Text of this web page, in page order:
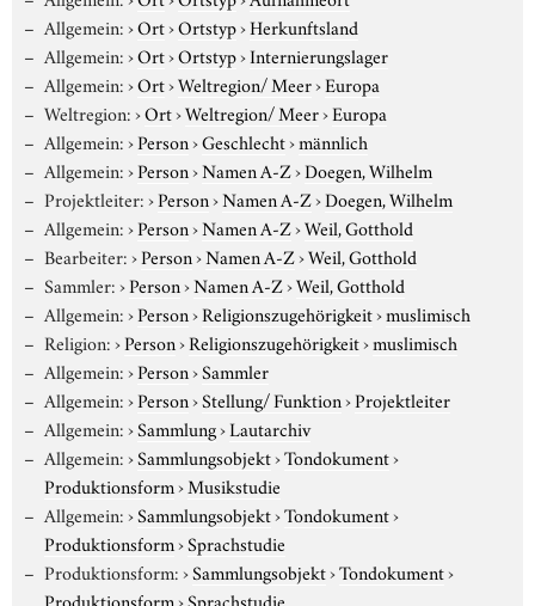
Allgemein:›Ort›Ortstyp›Herkunftsland
Allgemein:›Ort›Ortstyp›Internierungslager
Allgemein:›Ort›Weltregion/ Meer›Europa
Weltregion:›Ort›Weltregion/ Meer›Europa
Allgemein:›Person›Geschlecht›männlich
Allgemein:›Person›Namen A-Z›Doegen, Wilhelm
Projektleiter:›Person›Namen A-Z›Doegen, Wilhelm
Allgemein:›Person›Namen A-Z›Weil, Gotthold
Bearbeiter:›Person›Namen A-Z›Weil, Gotthold
Sammler:›Person›Namen A-Z›Weil, Gotthold
Allgemein:›Person›Religionszugehörigkeit›muslimisch
Religion:›Person›Religionszugehörigkeit›muslimisch
Allgemein:›Person›Sammler
Allgemein:›Person›Stellung/ Funktion›Projektleiter
Allgemein:›Sammlung›Lautarchiv
Allgemein:›Sammlungsobjekt›Tondokument›
Produktionsform›Musikstudie
Allgemein:›Sammlungsobjekt›Tondokument›
Produktionsform›Sprachstudie
Produktionsform:›Sammlungsobjekt›Tondokument›
Produktionsform›Sprachstudie